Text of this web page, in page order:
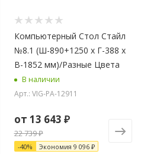
Компьютерный Стол Стайл
№8.1 (Ш-890+1250 x Г-388 x
В-1852 мм)/Разные Цвета
В наличии
Арт.: VIG-PA-12911
от 13 643 ₽
22 739 ₽
-40% Экономия 9 096 ₽